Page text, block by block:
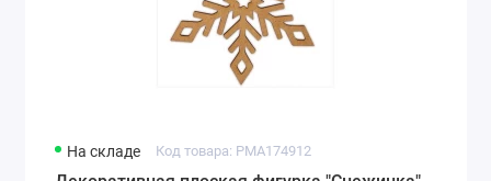
На складе Код товара: PMA174912